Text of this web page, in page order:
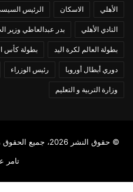
الأهلي الاسكان الرئيس
النادي الأهلي بدر عبدالعاطي وزير
بطولة العالم لكرة اليد بطولة كأس
دوري أبطال أوروبا رئيس الوزراء
وزارة التربية و التعليم
© حقوق النشر 2026، جميع الحقوق محفوظة |
تامر